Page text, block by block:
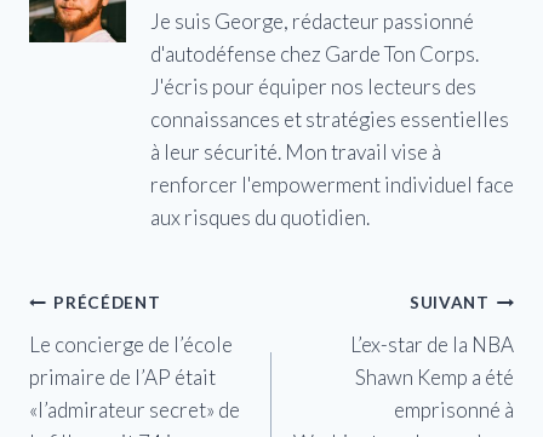
Je suis George, rédacteur passionné
d'autodéfense chez Garde Ton Corps.
J'écris pour équiper nos lecteurs des
connaissances et stratégies essentielles
à leur sécurité. Mon travail vise à
renforcer l'empowerment individuel face
aux risques du quotidien.
Navigation
de
l’article
PRÉCÉDENT
Le concierge de l’école
primaire de l’AP était
«l’admirateur secret» de
SUIVANT
L’ex-star de la NBA
Shawn Kemp a été
emprisonné à